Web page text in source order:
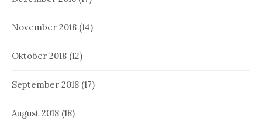
November 2018 (14)
Oktober 2018 (12)
September 2018 (17)
August 2018 (18)